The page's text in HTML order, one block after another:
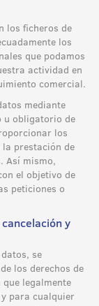
los ficheros de
los
que podamos
actividad en
comercial.
mediante
u obligatorio de
los
prestación de
Así mismo,
el objetivo de
peticiones o
y
se
los derechos de
legalmente
para cualquier